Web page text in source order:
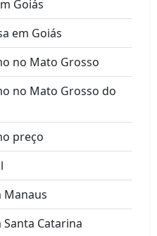
Goiás
em Goiás
no Mato Grosso
no Mato Grosso do
preço
Manaus
Catarina